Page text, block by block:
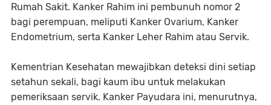
Rumah Sakit. Kanker Rahim ini pembunuh nomor 2
bagi perempuan, meliputi Kanker Ovarium, Kanker
Endometrium, serta Kanker Leher Rahim atau Servik.
Kementrian Kesehatan mewajibkan deteksi dini setiap
setahun sekali, bagi kaum ibu untuk melakukan
pemeriksaan servik. Kanker Payudara ini, menurutnya,